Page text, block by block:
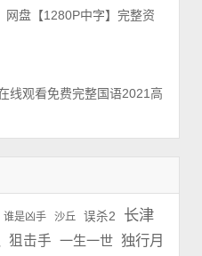
网盘【1280P中字】完整资
线观看免费完整国语2021高
谁是凶手 沙丘 误杀2
长津
狙击手 一生一世 独行月